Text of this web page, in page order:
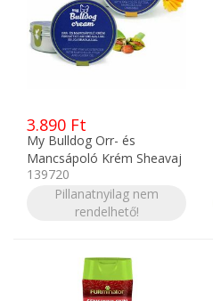
3.890 Ft
My Bulldog Orr- és
Mancsápoló Krém Sheavaj
50ml
139720
Pillanatnyilag nem
rendelhető!